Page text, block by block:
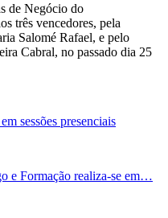
de Negócio do
três vencedores, pela
Salomé Rafael, e pelo
Cabral, no passado dia 25
sessões presenciais
e Formação realiza-se em…